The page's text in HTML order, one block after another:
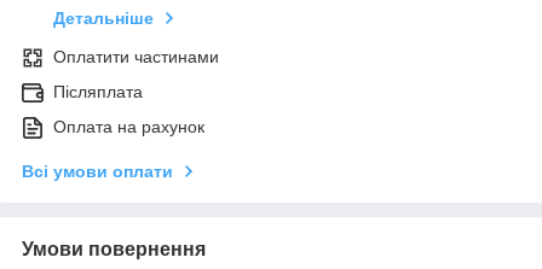
Детальніше
Оплатити частинами
Післяплата
Оплата на рахунок
Всі умови оплати
Умови повернення